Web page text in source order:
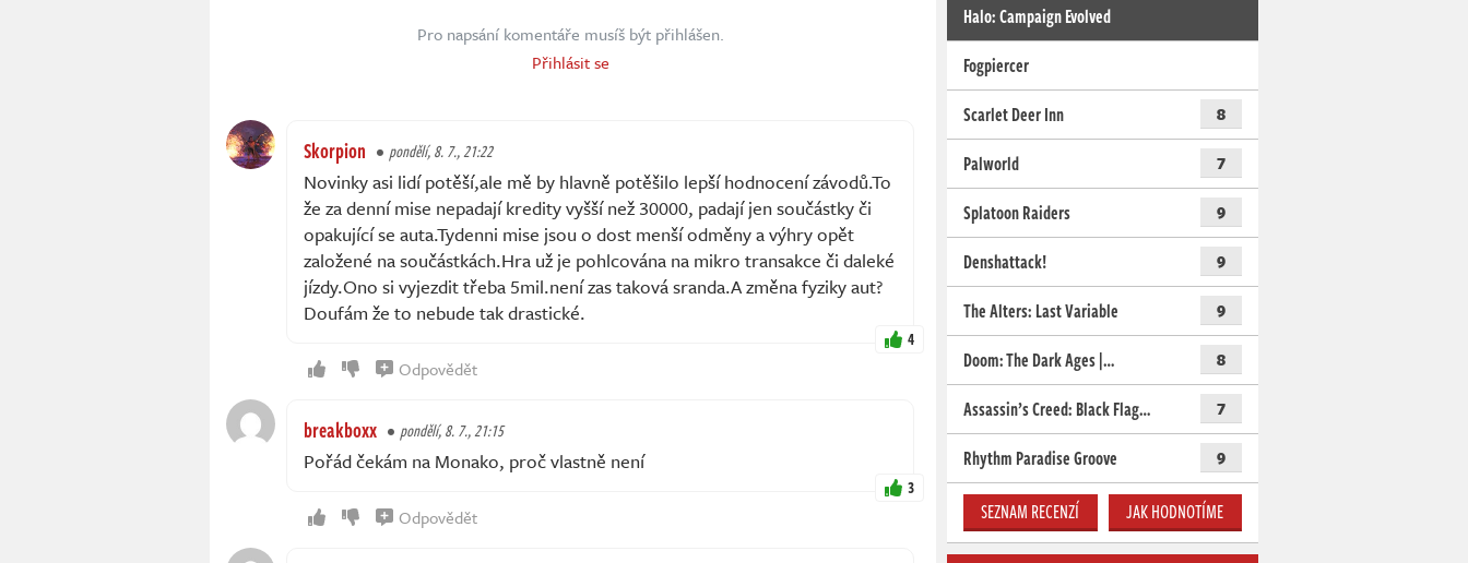
Pro napsání komentáře musíš být přihlášen.
Přihlásit se
Skorpion pondělí, 8. 7., 21:22
Novinky asi lidí potěší,ale mě by hlavně potěšilo lepší hodnocení závodů.To
že za denní mise nepadají kredity vyšší než 30000, padají jen součástky či
opakující se auta.Tydenni mise jsou o dost menší odměny a výhry opět
založené na součástkách.Hra už je pohlcována na mikro transakce či daleké
jízdy.Ono si vyjezdit třeba 5mil.není zas taková sranda.A změna fyziky aut?
Doufám že to nebude tak drastické.
4
Odpovědět
breakboxx pondělí, 8. 7., 21:15
Pořád čekám na Monako, proč vlastně není
3
Odpovědět
Halo: Campaign Evolved
Fogpiercer
Scarlet Deer Inn
8
Palworld 7
Splatoon Raiders 9
Denshattack! 9
The Alters: Last Variable 9
Doom: The Dark Ages |… 8
Assassin’s Creed: Black Flag… 7
Rhythm Paradise Groove 9
SEZNAM RECENZÍ JAK HODNOTÍME